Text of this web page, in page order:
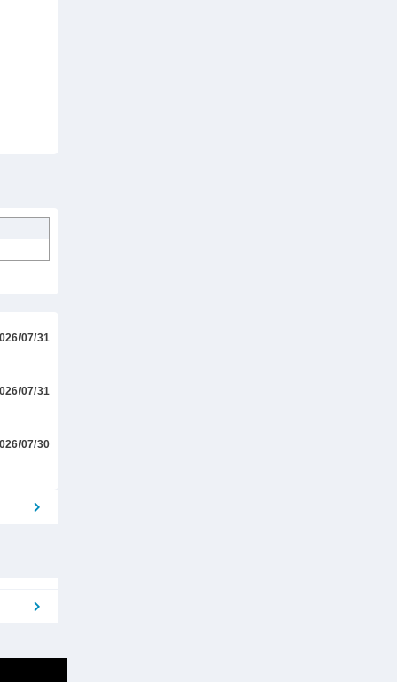
07/31
07/31
07/30